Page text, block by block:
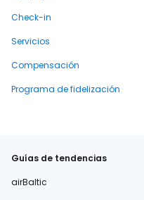
Check-in
Servicios
Compensación
Programa de fidelización
Guías de tendencias
airBaltic